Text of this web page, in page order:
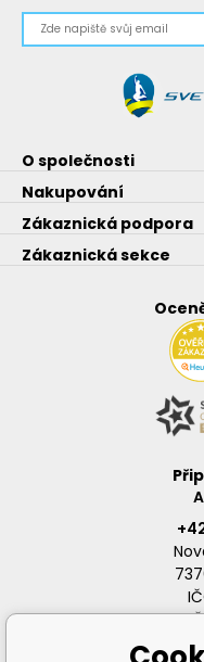
O společnosti
Nakupování
Zákaznická podpora
Zákaznická sekce